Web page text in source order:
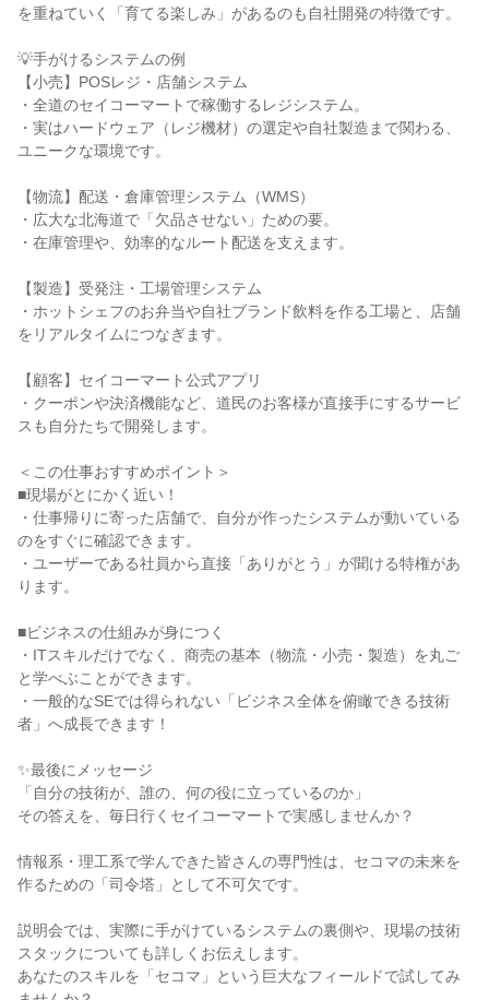
を重ねていく「育てる楽しみ」があるのも自社開発の特徴です。
💡手がけるシステムの例
【小売】POSレジ・店舗システム
・全道のセイコーマートで稼働するレジシステム。
・実はハードウェア（レジ機材）の選定や自社製造まで関わる、
ユニークな環境です。
【物流】配送・倉庫管理システム（WMS）
・広大な北海道で「欠品させない」ための要。
・在庫管理や、効率的なルート配送を支えます。
【製造】受発注・工場管理システム
・ホットシェフのお弁当や自社ブランド飲料を作る工場と、店舗
をリアルタイムにつなぎます。
【顧客】セイコーマート公式アプリ
・クーポンや決済機能など、道民のお客様が直接手にするサービ
スも自分たちで開発します。
＜この仕事おすすめポイント＞
■現場がとにかく近い！
・仕事帰りに寄った店舗で、自分が作ったシステムが動いている
のをすぐに確認できます。
・ユーザーである社員から直接「ありがとう」が聞ける特権があ
ります。
■ビジネスの仕組みが身につく
・ITスキルだけでなく、商売の基本（物流・小売・製造）を丸ご
と学べぶことができます。
・一般的なSEでは得られない「ビジネス全体を俯瞰できる技術
者」へ成長できます！
✨最後にメッセージ
「自分の技術が、誰の、何の役に立っているのか」
その答えを、毎日行くセイコーマートで実感しませんか？
情報系・理工系で学んできた皆さんの専門性は、セコマの未来を
作るための「司令塔」として不可欠です。
説明会では、実際に手がけているシステムの裏側や、現場の技術
スタックについても詳しくお伝えします。
あなたのスキルを「セコマ」という巨大なフィールドで試してみ